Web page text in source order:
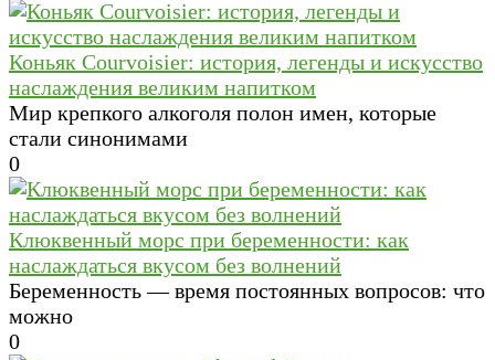
Коньяк Courvoisier: история, легенды и искусство
наслаждения великим напитком
Мир крепкого алкоголя полон имен, которые
стали синонимами
0
Клюквенный морс при беременности: как
наслаждаться вкусом без волнений
Беременность — время постоянных вопросов: что
можно
0